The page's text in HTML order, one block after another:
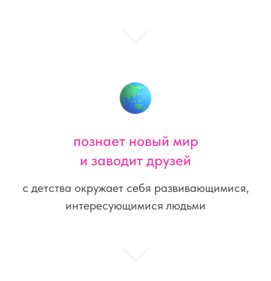
познает новый мир
и заводит друзей
с детства окружает себя развивающимися,
интересующимися людьми